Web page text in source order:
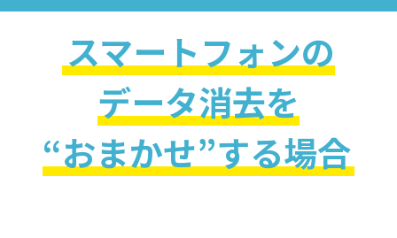
スマートフォンの
データ消去を
“おまかせ”する場合